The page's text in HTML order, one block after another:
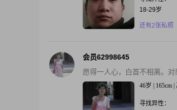
18-29岁
还有2张私照
会员62998645
愿得一人心，白首不相离。
46岁 | 165cm
寻找异性：